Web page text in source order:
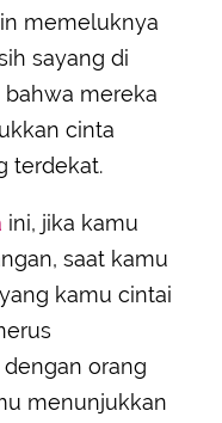
memeluknya
sayang di
mereka
cinta
terdekat.
ini, jika kamu
saat kamu
kamu cintai
orang
menunjukkan